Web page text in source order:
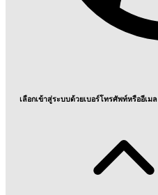
เลือกเข้าสู่ระบบด้วยเบอร์โทรศัพท์หรืออีเมล